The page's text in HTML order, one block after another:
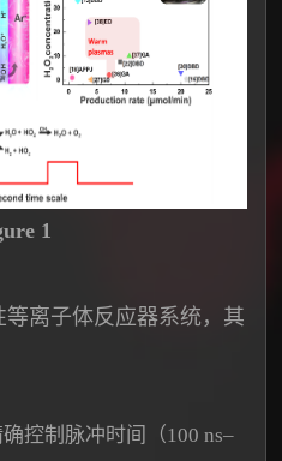
1
离子体反应器系统，其
控制脉冲时间（100 ns–